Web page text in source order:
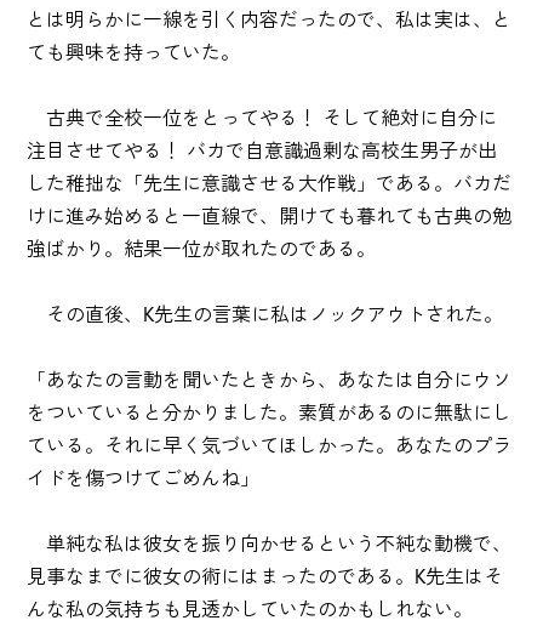
とは明らかに一線を引く内容だったので、私は実は、と
ても興味を持っていた。
古典で全校一位をとってやる！ そして絶対に自分に
注目させてやる！ バカで自意識過剰な高校生男子が出
した稚拙な「先生に意識させる大作戦」である。バカだ
けに進み始めると一直線で、開けても暮れても古典の勉
強ばかり。結果一位が取れたのである。
その直後、K先生の言葉に私はノックアウトされた。
「あなたの言動を聞いたときから、あなたは自分にウソ
をついていると分かりました。素質があるのに無駄にし
ている。それに早く気づいてほしかった。あなたのプラ
イドを傷つけてごめんね」
単純な私は彼女を振り向かせるという不純な動機で、
見事なまでに彼女の術にはまったのである。K先生はそ
んな私の気持ちも見透かしていたのかもしれない。